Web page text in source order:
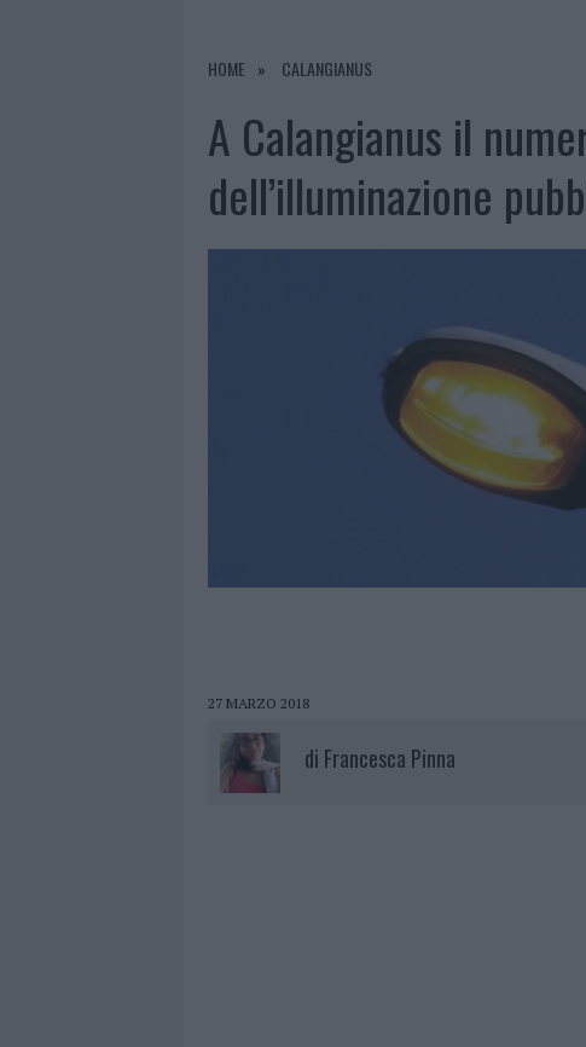
7 AGOSTO 2026 | OLBIA, DIVIETO DI SOSTA CONTRO
HOME CALANGIANUS
A Calangianus il
dell’illuminazione
27 MARZO 2018
di Francesca Pinna